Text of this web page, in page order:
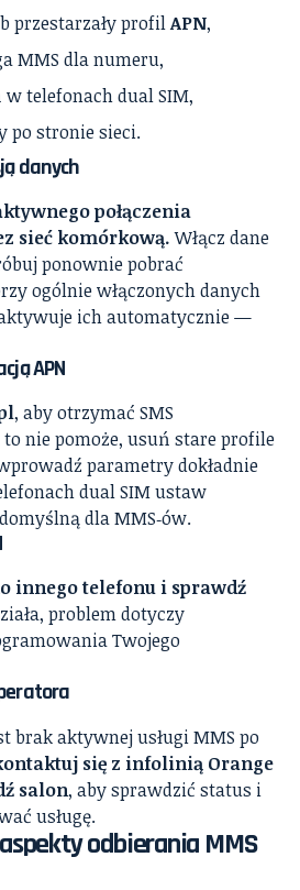
przestarzały profilAPN,
MMS dla numeru,
telefonach dual SIM,
po stronie sieci.
danych
połączenia
sieć komórkową.Włącz dane
ponownie pobrać
ogólnie włączonych danych
ich automatycznie —
APN
, aby otrzymać SMS
nie pomoże, usuń stare profile
parametry dokładnie
dual SIM ustaw
dla MMS‑ów.
innego telefonu i sprawdź
problem dotyczy
Twojego
brak aktywnej usługi MMS po
się z infolinią Orange
salon, aby sprawdzić status i
usługę.
odbierania MMS